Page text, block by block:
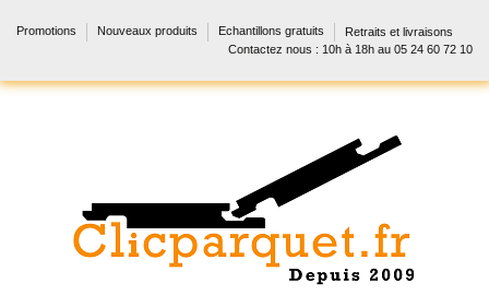
Promotions Nouveaux produits Echantillons gratuits
Retraits et livraisons
Contactez nous : 10h à 18h au 05 24 60 72 10